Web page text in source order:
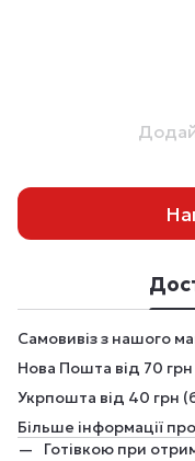
Самовивіз з нашого
Нова Пошта від 70
Укрпошта від 40 грн
Більше інформації
Готівкою при